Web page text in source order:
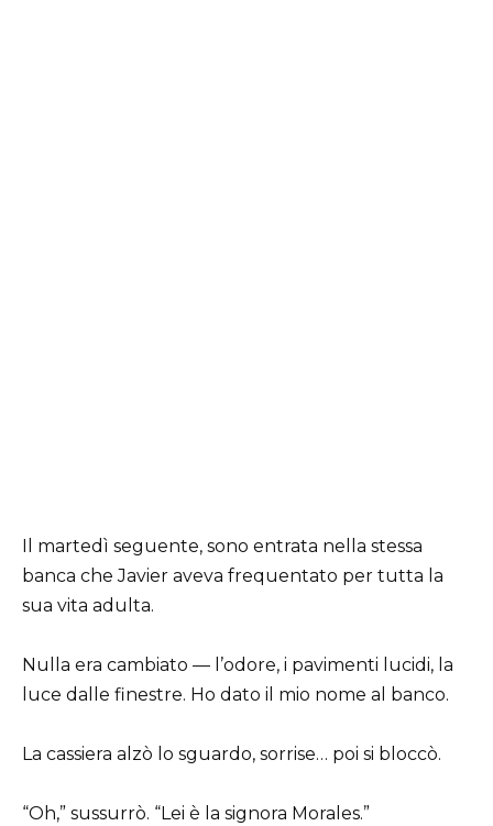
Il martedì seguente, sono entrata nella stessa
banca che Javier aveva frequentato per tutta la
sua vita adulta.
Nulla era cambiato — l’odore, i pavimenti lucidi, la
luce dalle finestre. Ho dato il mio nome al banco.
La cassiera alzò lo sguardo, sorrise… poi si bloccò.
“Oh,” sussurrò. “Lei è la signora Morales.”